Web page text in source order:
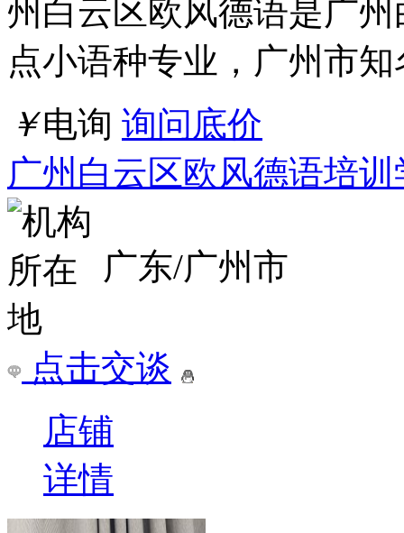
州白云区欧风德语是广
点小语种专业，广州市知
￥电询 询问底价
广州白云区欧风德语培训
广东/广州市
点击交谈
店铺
详情